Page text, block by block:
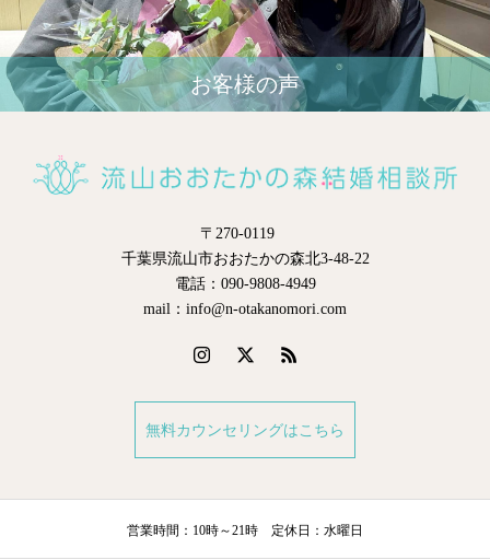
お客様の声
〒270-0119
千葉県流山市おおたかの森北3-48-22
電話：090-9808-4949
mail：info@n-otakanomori.com
無料カウンセリングはこちら
営業時間：10時～21時 定休日：水曜日